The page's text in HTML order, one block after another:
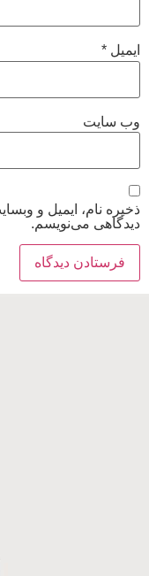
ایمیل *
وب‌ سایت
ذخیره نام، ایمیل و
دیدگاهی می‌نویسم.